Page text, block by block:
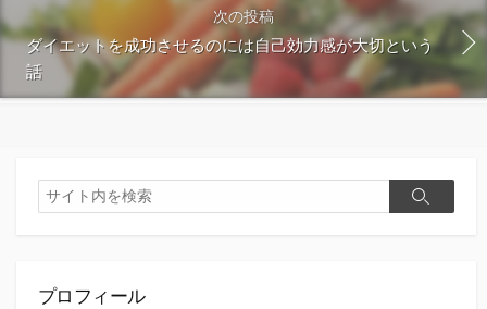
次の投稿
ダイエットを成功させるのには自己効力感が大切という
話
検
索
検
プロフィール